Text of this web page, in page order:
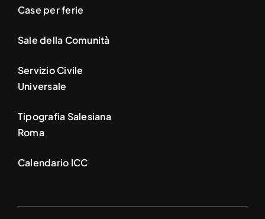
Case per ferie
Sale della Comunità
Servizio Civile
Universale
Tipografia Salesiana
Roma
Calendario ICC